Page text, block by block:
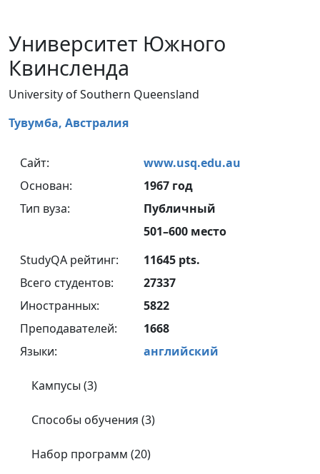
Университет Южного
Квинсленда
University of Southern Queensland
Тувумба, Австралия
Сайт:
www.usq.edu.au
Основан:
1967 год
Тип вуза:
Публичный
501–600 место
StudyQA рейтинг:
11645 pts.
Всего студентов:
27337
Иностранных:
5822
Преподавателей:
1668
Языки:
английский
Кампусы (3)
Способы обучения (3)
Набор программ (20)